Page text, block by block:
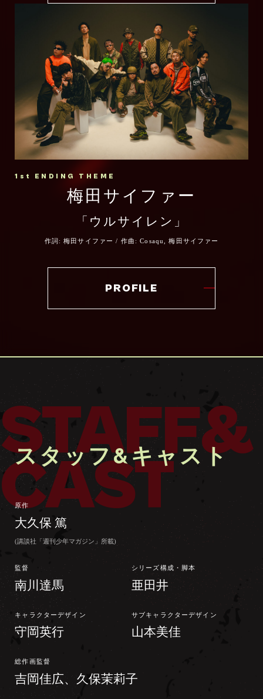
1st ENDING THEME
梅田サイファー
「ウルサイレン」
作詞: 梅田サイファー / 作曲: Cosaqu, 梅田サイファー
PROFILE
STAFF&
CAST
スタッフ&キャスト
原作
大久保 篤
(講談社「週刊少年マガジン」所載)
監督
南川達馬
シリーズ構成・脚本
亜田井
キャラクターデザイン
守岡英行
サブキャラクターデザイン
山本美佳
総作画監督
吉岡佳広、久保茉莉子